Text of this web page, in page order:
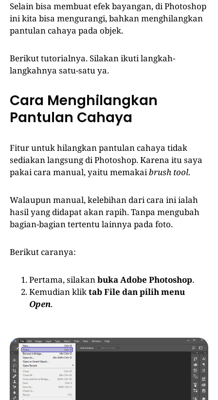
Selain bisa membuat efek bayangan, di Photoshop
ini kita bisa mengurangi, bahkan menghilangkan
pantulan cahaya pada objek.
Berikut tutorialnya. Silakan ikuti langkah-
langkahnya satu-satu ya.
Cara Menghilangkan
Pantulan Cahaya
Fitur untuk hilangkan pantulan cahaya tidak
sediakan langsung di Photoshop. Karena itu saya
pakai cara manual, yaitu memakaibrush tool.
Walaupun manual, kelebihan dari cara ini ialah
hasil yang didapat akan rapih. Tanpa mengubah
bagian-bagian tertentu lainnya pada foto.
Berikut caranya:
Pertama, silakanbuka Adobe Photoshop.
Kemudian kliktab File dan pilih menu
Open.